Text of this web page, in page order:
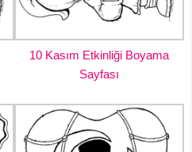
10 Kasım Etkinliği Boyama
Sayfası